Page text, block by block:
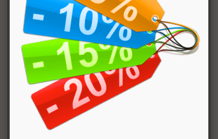
L-glicina 100mg
L-Triptofano 300mg
Quercetina 100mg
GABA 750mg
Valeriana e.f.
di cui acido